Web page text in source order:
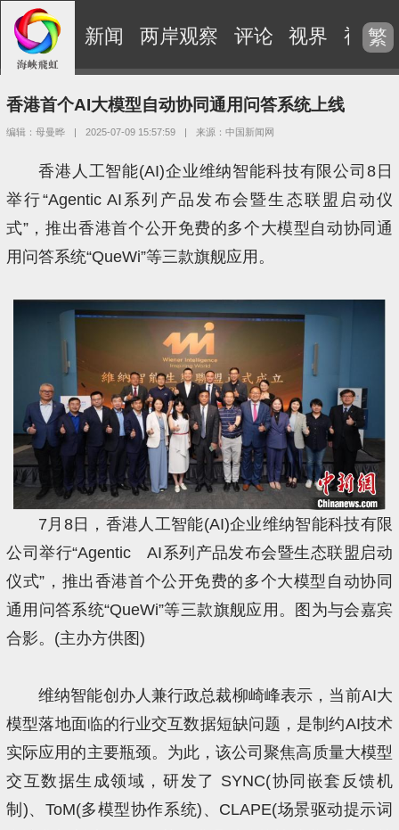
新闻 两岸观察 评论 视界 视频
繁
香港首个AI大模型自动协同通用问答系统上线
编辑：母曼晔 | 2025-07-09 15:57:59 | 来源：中国新闻网
香港人工智能(AI)企业维纳智能科技有限公司8日
举行“Agentic AI系列产品发布会暨生态联盟启动仪
式”，推出香港首个公开免费的多个大模型自动协同通
用问答系统“QueWi”等三款旗舰应用。
7月8日，香港人工智能(AI)企业维纳智能科技有限
公司举行“Agentic AI系列产品发布会暨生态联盟启动
仪式”，推出香港首个公开免费的多个大模型自动协同
通用问答系统“QueWi”等三款旗舰应用。图为与会嘉宾
合影。(主办方供图)
维纳智能创办人兼行政总裁柳崎峰表示，当前AI大
模型落地面临的行业交互数据短缺问题，是制约AI技术
实际应用的主要瓶颈。为此，该公司聚焦高质量大模型
交互数据生成领域，研发了 SYNC(协同嵌套反馈机
制)、ToM(多模型协作系统)、CLAPE(场景驱动提示词